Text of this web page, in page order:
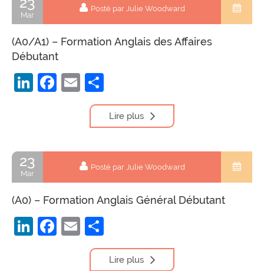
Mar
Posté par Julie Woodward
(A0/A1) – Formation Anglais des Affaires
Débutant
LinkedIn
Facebook
Email
Lire plus
23
Mar
Posté par Julie Woodward
(A0) – Formation Anglais Général Débutant
LinkedIn
Facebook
Email
Lire plus